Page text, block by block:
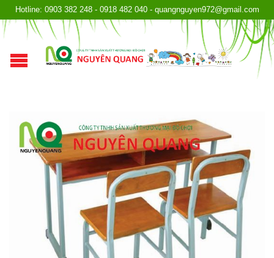
Hotline: 0903 382 248 - 0918 482 040 - quangnguyen972@gmail.com